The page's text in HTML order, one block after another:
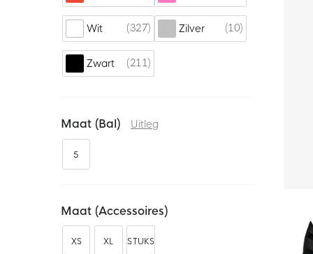
Vinícius Júnior
136
Virgil van Dijk
69
Vivianne Miedema
Wout Weghorst
Wit 327 Zilver 10
Zwart 211
Maat (bal) Uitleg
5
Maat (accessoires)
XS XL STUKS